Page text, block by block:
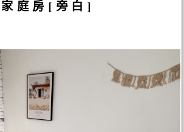
家庭房[旁白]